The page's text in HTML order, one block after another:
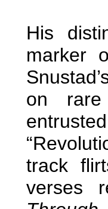
His
marker
on
track
verses